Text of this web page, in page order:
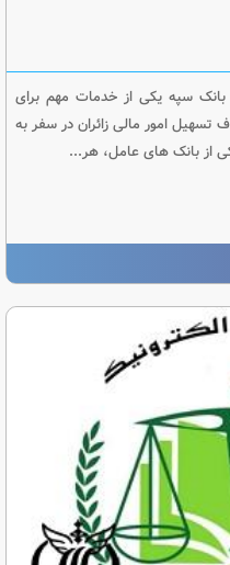
بانک سپه یکی از خدمات مهم برای
تسهیل امور مالی زائران در سفر به
از بانک های عامل، هر...